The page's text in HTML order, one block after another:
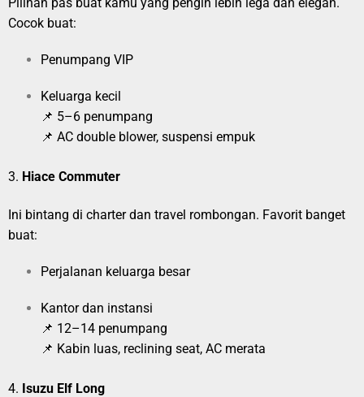
Pilihan pas buat kamu yang pengin lebih lega dan elegan.
Cocok buat:
Penumpang VIP
Keluarga kecil
📌 5–6 penumpang
📌 AC double blower, suspensi empuk
3. Hiace Commuter
Ini bintang di charter dan travel rombongan. Favorit banget
buat:
Perjalanan keluarga besar
Kantor dan instansi
📌 12–14 penumpang
📌 Kabin luas, reclining seat, AC merata
4. Isuzu Elf Long